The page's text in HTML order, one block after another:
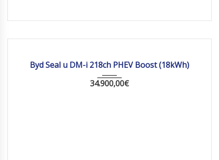
Byd Seal u DM-i 218ch PHEV Boost (18kWh)
34.900,00€